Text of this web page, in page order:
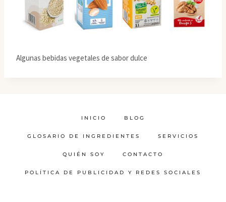
Algunas bebidas vegetales de sabor dulce
INICIO BLOG
GLOSARIO DE INGREDIENTES SERVICIOS
QUIÉN SOY CONTACTO
POLÍTICA DE PUBLICIDAD Y REDES SOCIALES